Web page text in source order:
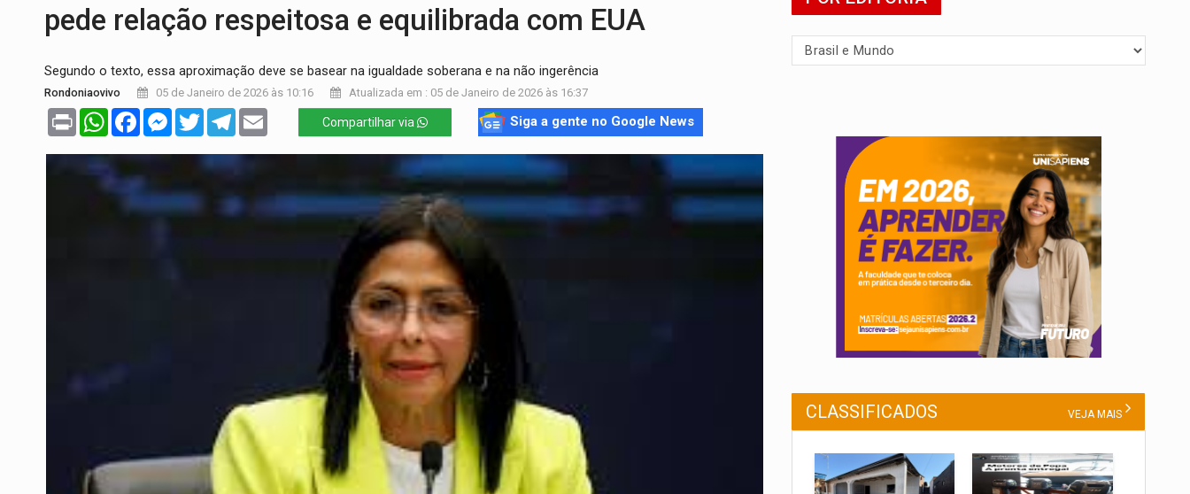
pede relação respeitosa e equilibrada com EUA
Segundo o texto, essa aproximação deve se basear na igualdade soberana e na não ingerência
Rondoniaovivo 05 de Janeiro de 2026 às 10:16 Atualizada em : 05 de Janeiro de 2026 às 16:37
Print WhatsAppFacebookMessenger
TwitterTelegram Compartilhar via Siga a gente no Google News
CLASSIFICADOS VEJA MAIS